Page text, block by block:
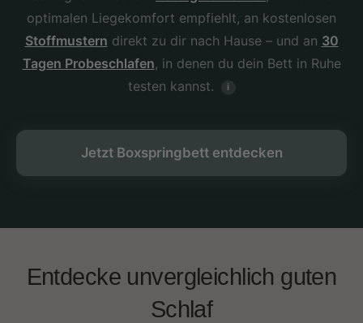
optimalen Liegekomfort empfiehlt, an kostenlosen
Stoffmustern direkt zu dir nach Hause – und an 30
Tagen Probeschlafen, in denen du dein Bett in Ruhe
testen kannst.
i
Jetzt Boxspringbett entdecken
Entdecke unvergleichlich guten
Schlaf